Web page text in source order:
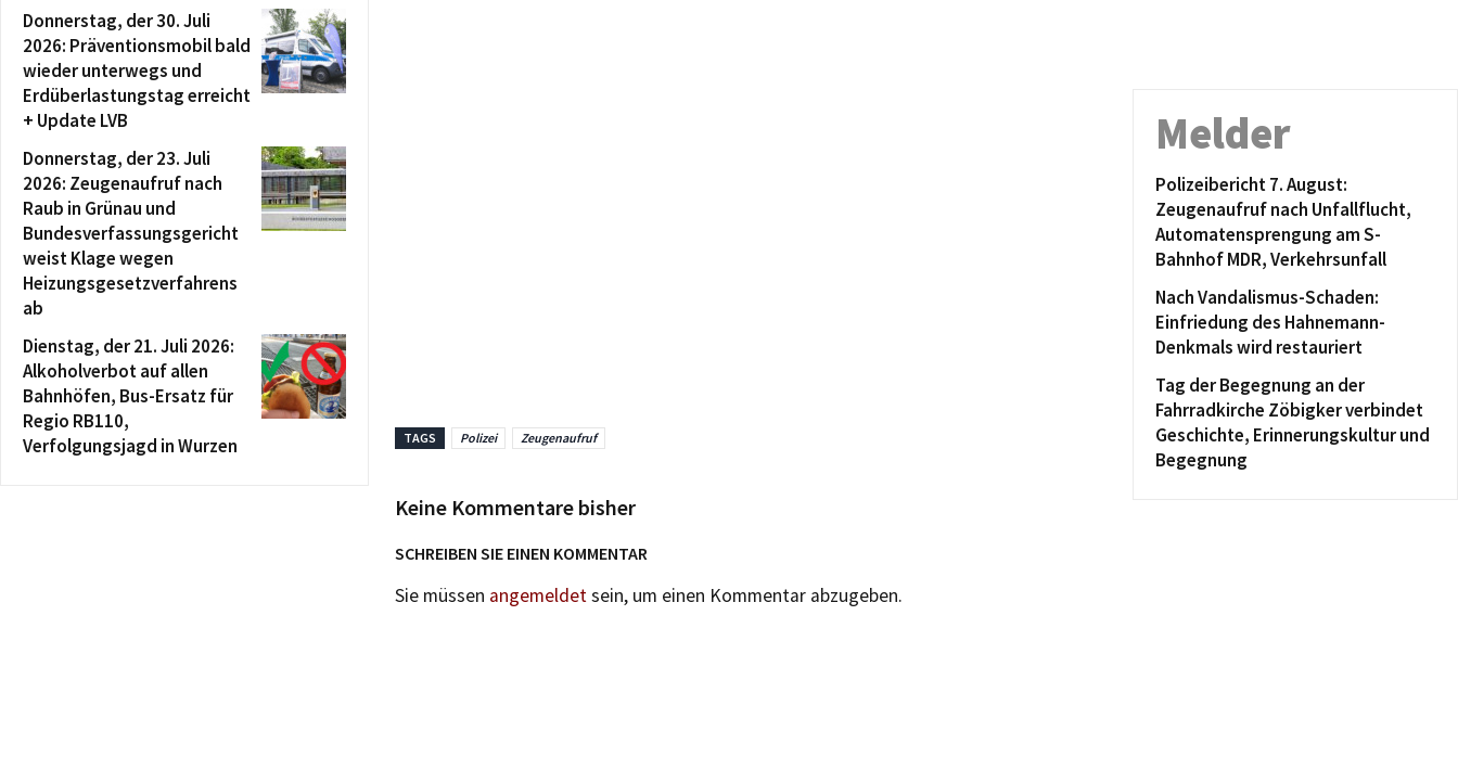
TAGS Polizei Zeugenaufruf
Keine Kommentare bisher
SCHREIBEN SIE EINEN KOMMENTAR
Sie müssen angemeldetsein, um einen Kommentar abzugeben.
Donnerstag, der 30. Juli
2026: Präventionsmobil bald
wieder unterwegs und
Erdüberlastungstag erreicht
+ Update LVB
Donnerstag, der 23. Juli
2026: Zeugenaufruf nach
Raub in Grünau und
Bundesverfassungsgericht
weist Klage wegen
Heizungsgesetzverfahrens
ab
Dienstag, der 21. Juli 2026:
Alkoholverbot auf allen
Bahnhöfen, Bus-Ersatz für
Regio RB110,
Verfolgungsjagd in Wurzen
Melder
Polizeibericht 7. August:
Zeugenaufruf nach Unfallflucht,
Automatensprengung am S-
Bahnhof MDR, Verkehrsunfall
Nach Vandalismus-Schaden:
Einfriedung des Hahnemann-
Denkmals wird restauriert
Tag der Begegnung an der
Fahrradkirche Zöbigker verbindet
Geschichte, Erinnerungskultur und
Begegnung